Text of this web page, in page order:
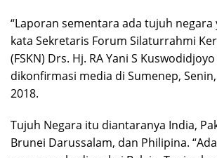
“Laporan sementara ada tujuh negara
kata Sekretaris Forum Silaturrahmi
(FSKN) Drs. Hj. RA Yani S
dikonfirmasi media di Sumenep,
2018.
Tujuh Negara itu diantaranya India,
Brunei Darussalam, dan Philipina.